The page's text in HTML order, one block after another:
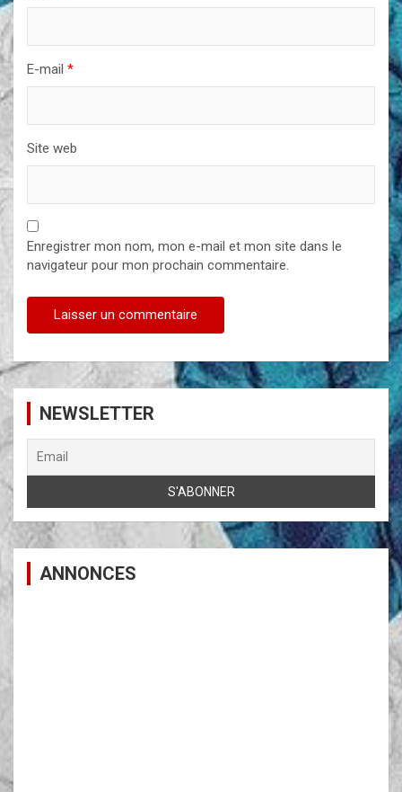
E-mail *
Site web
Enregistrer mon nom, mon e-mail et mon site dans le
navigateur pour mon prochain commentaire.
NEWSLETTER
ANNONCES